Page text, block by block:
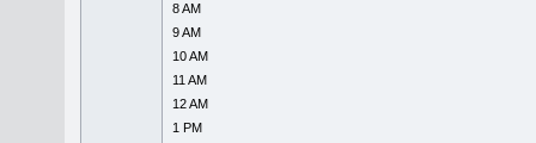
8 AM
9 AM
10 AM
11 AM
12 AM
1 PM